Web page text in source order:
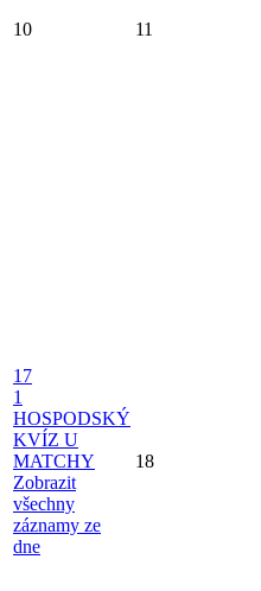
10 11
17
1
HOSPODSKÝ
KVÍZ U
MATCHY
Zobrazit
všechny
záznamy ze
dne
18